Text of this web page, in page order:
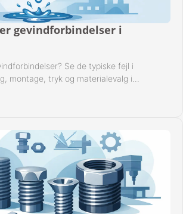
gevindforbindelser i
Se de typiske fejl i
montage, tryk og materialevalg i